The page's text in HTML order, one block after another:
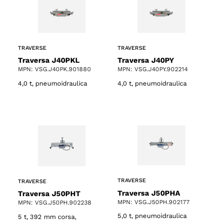
TRAVERSE
Traversa J40PKL
MPN: VSG.J40PK.901880
4,0 t, pneumoidraulica
TRAVERSE
Traversa J40PY
MPN: VSG.J40PY.902214
4,0 t, pneumoidraulica
TRAVERSE
Traversa J50PHT
MPN: VSG.J50PH.902238
5 t, 392 mm corsa,
TRAVERSE
Traversa J50PHA
MPN: VSG.J50PH.902177
5,0 t, pneumoidraulica